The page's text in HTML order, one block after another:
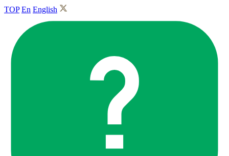
TOP En English